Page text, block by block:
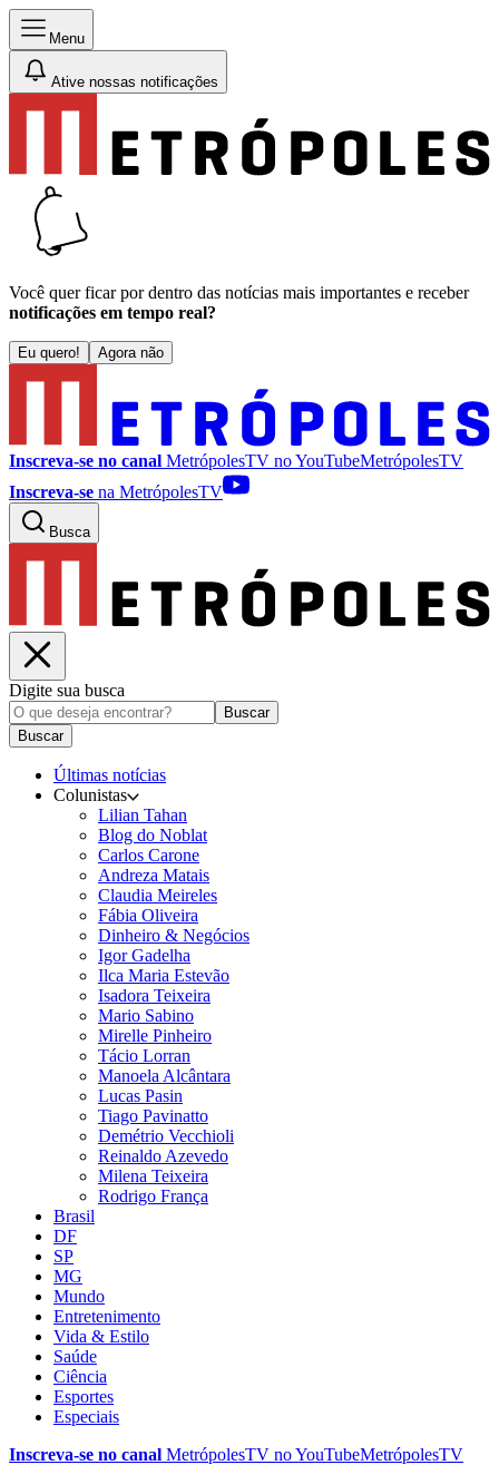
Menu
Ative nossas notificações
Você quer ficar por dentro das notícias mais importantes e receber
notificações em tempo real?
Eu quero! Agora não
Inscreva-se no canal MetrópolesTV noYouTubeMetrópolesTV
Inscreva-se na MetrópolesTV
Busca
Digite sua busca
Buscar
Buscar
Últimas notícias
Colunistas
Lilian Tahan
Blog do Noblat
Carlos Carone
Andreza Matais
Claudia Meireles
Fábia Oliveira
Dinheiro & Negócios
Igor Gadelha
Ilca Maria Estevão
Isadora Teixeira
Mario Sabino
Mirelle Pinheiro
Tácio Lorran
Manoela Alcântara
Lucas Pasin
Tiago Pavinatto
Demétrio Vecchioli
Reinaldo Azevedo
Milena Teixeira
Rodrigo França
Brasil
DF
SP
MG
Mundo
Entretenimento
Vida & Estilo
Saúde
Ciência
Esportes
Especiais
Inscreva-se no canal MetrópolesTV noYouTubeMetrópolesTV